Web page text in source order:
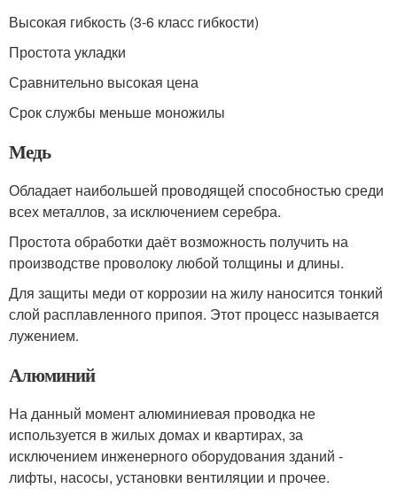
Высокая гибкость (3-6 класс гибкости)
Простота укладки
Сравнительно высокая цена
Срок службы меньше моножилы
Медь
Обладает наибольшей проводящей способностью среди
всех металлов, за исключением серебра.
Простота обработки даёт возможность получить на
производстве проволоку любой толщины и длины.
Для защиты меди от коррозии на жилу наносится тонкий
слой расплавленного припоя. Этот процесс называется
лужением.
Алюминий
На данный момент алюминиевая проводка не
используется в жилых домах и квартирах, за
исключением инженерного оборудования зданий -
лифты, насосы, установки вентиляции и прочее.